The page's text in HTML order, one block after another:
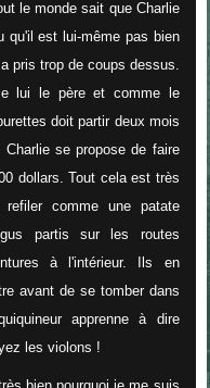
le monde sait que Charlie
qu'il est lui-même pas bien
pris trop de coups dessus.
lui le père et comme le
doit partir deux mois
se propose de faire
dollars. Tout cela est très
comme une patate
partis sur les routes
à l'intérieur. Ils en
avant de se tomber dans
apprenne à dire
les violons !